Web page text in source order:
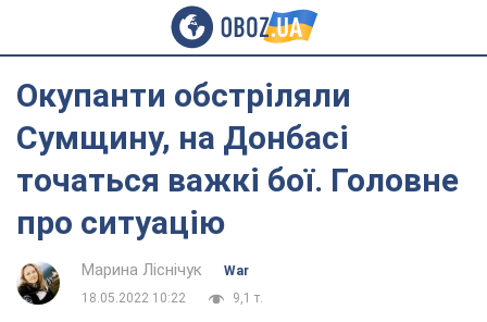
Окупанти обстріляли
Сумщину, на Донбасі
точаться важкі бої. Головне
про ситуацію
Марина Ліснічук
War
18.05.2022 10:22
9,1 т.